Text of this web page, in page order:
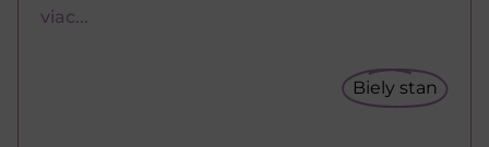
viac...
Biely stan